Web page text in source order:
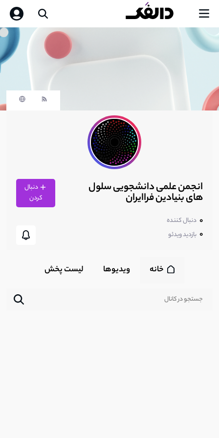
انجمن علمی دانشجویی سلول
های بنیادین فراایران
دنبال
کردن
0 دنبال کننده
0 بازدید ویدئو
خانه ویدیوها لیست پخش‌